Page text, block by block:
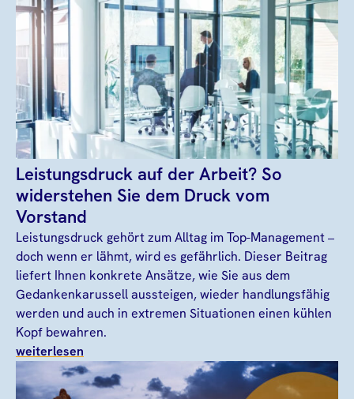
Leistungsdruck auf der Arbeit? So
widerstehen Sie dem Druck vom
Vorstand
Leistungsdruck gehört zum Alltag im Top-Management –
doch wenn er lähmt, wird es gefährlich. Dieser Beitrag
liefert Ihnen konkrete Ansätze, wie Sie aus dem
Gedankenkarussell aussteigen, wieder handlungsfähig
werden und auch in extremen Situationen einen kühlen
Kopf bewahren.
weiterlesen